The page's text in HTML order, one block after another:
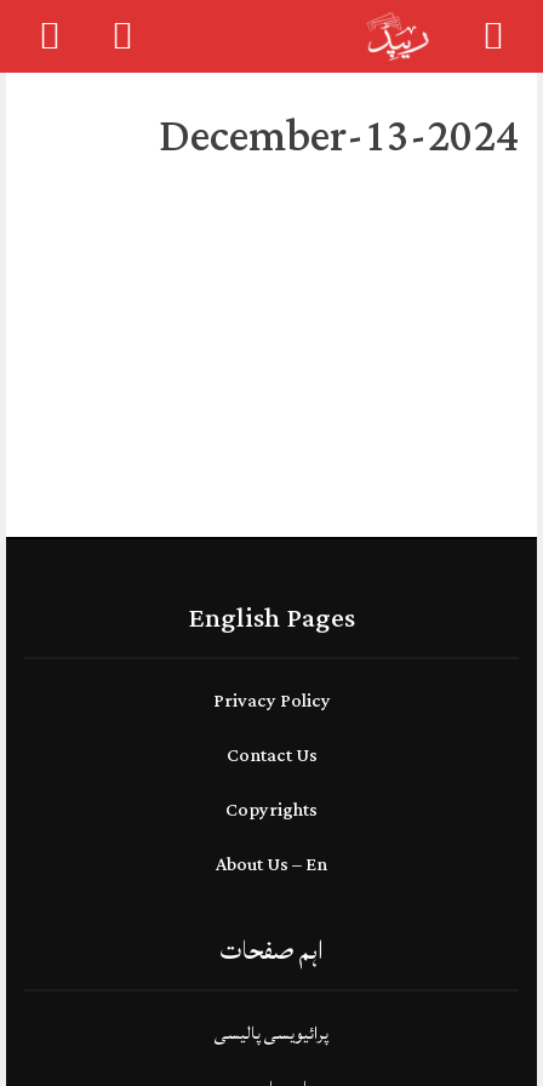
2024-December-13
English Pages
Privacy Policy
Contact Us
Copyrights
About Us – En
اہم صفحات
پرائیویسی پالیسی